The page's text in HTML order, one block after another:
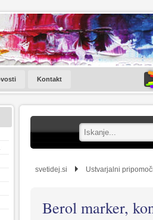
Kontakt
svetidej.si Ustvarjalni
Berol marker,